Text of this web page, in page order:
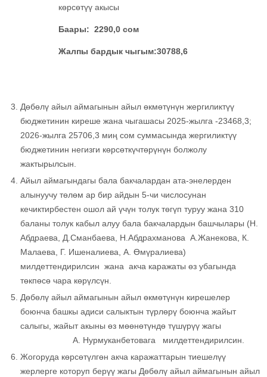
көрсөтүү акысы
Баары: 2290,0 сом
Жалпы бардык чыгым:30788,6
Дөбөлү айыл аймагынын айыл өкмөтүнүн жергиликтүү
бюджетинин киреше жана чыгашасы 2025-жылга -23468,3;
2026-жылга 25706,3 миң сом суммасында жергиликтүү
бюджетинин негизги көрсөткүчтөрүнүн болжолу
жактырылсын.
Айыл аймагындагы бала бакчалардан ата-энелерден
алынуучу төлөм ар бир айдын 5-чи числосунан
кечиктирбестен ошол ай үчүн толук төгүп туруу жана 310
баланы толук кабыл алуу бала бакчалардын башчылары (Н.
Абдраева, Д.Сманбаева, Н.Абдрахманова А.Жанекова, К.
Малаева, Г. Ишеналиева, А. Өмүралиева)
милдеттендирилсин жана акча каражаты өз убагында
төкпөсө чара көрүлсүн.
Дөбөлү айыл аймагынын айыл өкмөтүнүн кирешелер
боюнча башкы адиси салыктын түрлөрү боюнча жайыт
салыгы, жайыт акыны өз мөөнөтүндө түшүрүү жагы
А. Нурмуканбетовага милдеттендирилсин.
Жогоруда көрсөтүлгөн акча каражаттарын тиешелүү
жерлерге которуп берүү жагы Дөбөлү айыл аймагынын айыл